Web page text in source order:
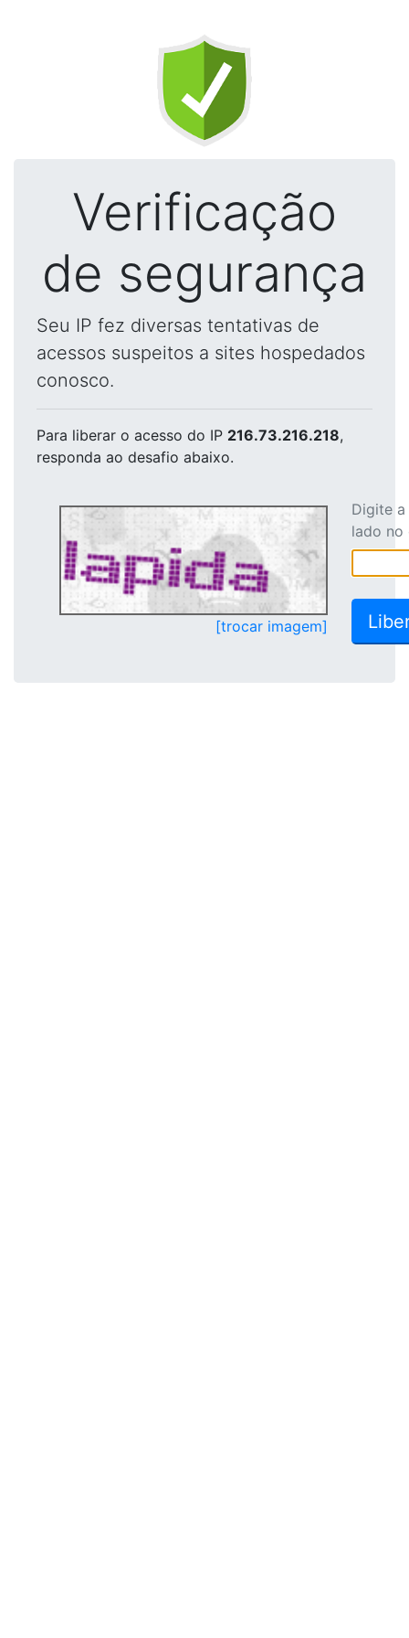
Verificação
de segurança
Seu IP fez diversas tentativas de
acessos suspeitos a sites hospedados
conosco.
Para liberar o acesso do IP 216.73.216.218,
responda ao desafio abaixo.
[trocar imagem]
Digite
lado no